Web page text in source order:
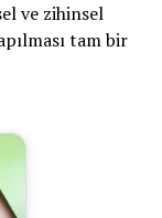
ve zihinsel
tam bir